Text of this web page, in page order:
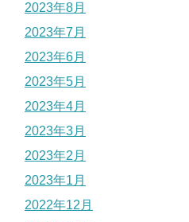
2023年8月
2023年7月
2023年6月
2023年5月
2023年4月
2023年3月
2023年2月
2023年1月
2022年12月